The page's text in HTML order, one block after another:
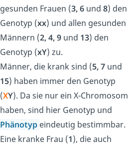
gesunden Frauen (3, 6 und8) den
Genotyp (xx) und allen gesunden
Männern (2, 4, 9 und 13) den
Genotyp (xY) zu.
Männer, die krank sind (5, 7 und
15) haben immer den Genotyp
(XY). Da sie nur ein X-Chromosom
haben, sind hier Genotyp und
Phänotyp eindeutig bestimmbar.
Eine kranke Frau (1), die auch